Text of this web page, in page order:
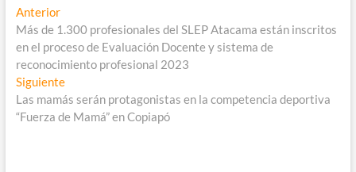
Navegación
de
entradas
AnteriorEntrada
anterior:
Más de 1.300 profesionales del SLEP Atacama están inscritos
en el proceso de Evaluación Docente y sistema de
reconocimiento profesional 2023
SiguienteEntrada
siguiente:
Las mamás serán protagonistas en la competencia deportiva
“Fuerza de Mamá” en Copiapó